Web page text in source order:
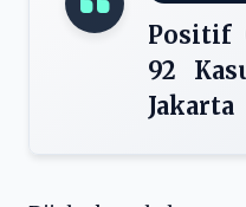
Positif
92
Jakarta